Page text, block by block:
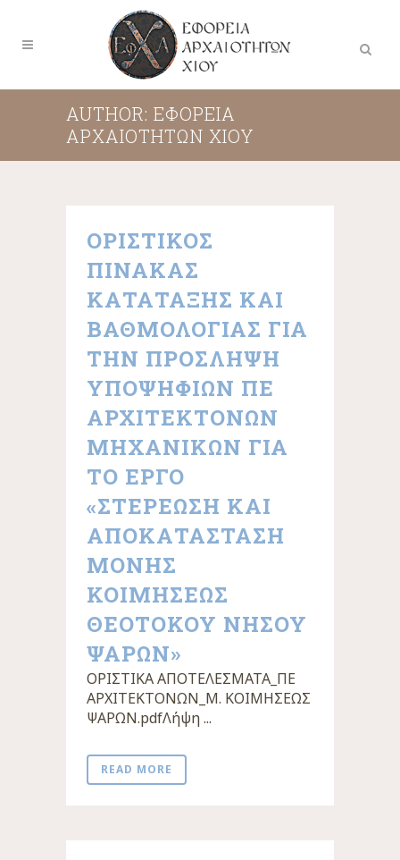
AUTHOR: ΕΦΟΡΕΊΑ
ΑΡΧΑΙΟΤΉΤΩΝ ΧΊΟΥ
ΟΡΙΣΤΙΚΟΣ
ΠΙΝΑΚΑΣ
ΚΑΤΑΤΑΞΗΣ ΚΑΙ
ΒΑΘΜΟΛΟΓΙΑΣ ΓΙΑ
ΤΗΝ ΠΡΟΣΛΗΨΗ
ΥΠΟΨΗΦΙΩΝ ΠΕ
ΑΡΧΙΤΕΚΤΟΝΩΝ
ΜΗΧΑΝΙΚΩΝ ΓΙΑ
ΤΟ ΕΡΓΟ
«ΣΤΕΡΕΩΣΗ ΚΑΙ
ΑΠΟΚΑΤΑΣΤΑΣΗ
ΜΟΝΗΣ
ΚΟΙΜΗΣΕΩΣ
ΘΕΟΤΟΚΟΥ ΝΗΣΟΥ
ΨΑΡΩΝ»
ΟΡΙΣΤΙΚΑ ΑΠΟΤΕΛΕΣΜΑΤΑ_ΠΕ
ΑΡΧΙΤΕΚΤΟΝΩΝ_Μ. ΚΟΙΜΗΣΕΩΣ
ΨΑΡΩΝ.pdfΛήψη ...
READ MORE